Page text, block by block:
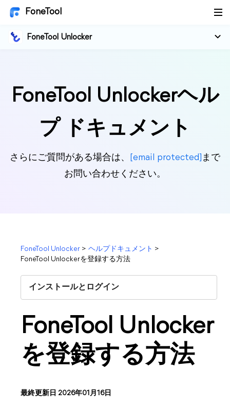
FoneTool
FoneTool Unlocker
FoneTool Unlockerヘル
プ ドキュメント
さらにご質問がある場合は、 [email protected] まで
お問い合わせください。
FoneTool Unlocker > ヘルプドキュメント >
FoneTool Unlockerを登録する方法
インストールとログイン
FoneTool Unlocker
を登録する方法
最終更新日 2026年01月16日